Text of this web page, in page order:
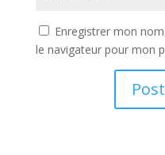
Enregistrer mon
le navigateur pour mon